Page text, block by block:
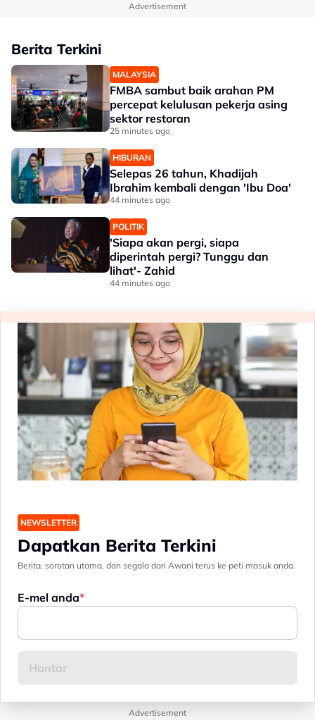
Advertisement
Berita Terkini
MALAYSIA
FMBA sambut baik arahan PM
percepat kelulusan pekerja asing
sektor restoran
25 minutes ago
HIBURAN
Selepas 26 tahun, Khadijah
Ibrahim kembali dengan 'Ibu Doa'
44 minutes ago
POLITIK
'Siapa akan pergi, siapa
diperintah pergi? Tunggu dan
lihat'- Zahid
44 minutes ago
NEWSLETTER
Dapatkan Berita Terkini
Berita, sorotan utama, dan segala dari Awani terus ke peti masuk anda.
E-mel anda
Advertisement